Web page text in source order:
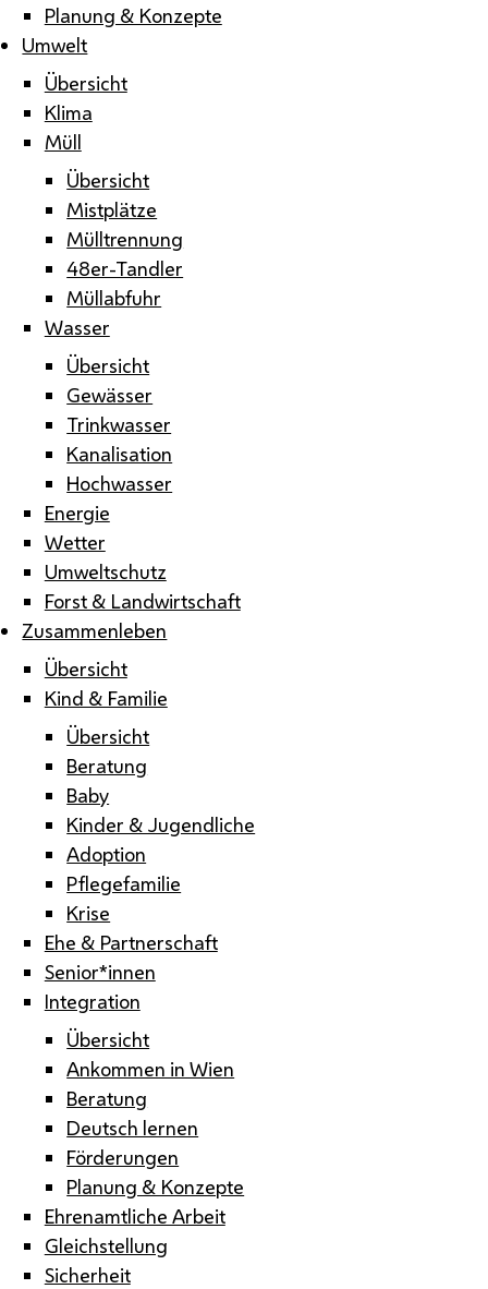
Planung & Konzepte
Umwelt
Übersicht
Klima
Müll
Übersicht
Mistplätze
Mülltrennung
48er-Tandler
Müllabfuhr
Wasser
Übersicht
Gewässer
Trinkwasser
Kanalisation
Hochwasser
Energie
Wetter
Umweltschutz
Forst & Landwirtschaft
Zusammenleben
Übersicht
Kind & Familie
Übersicht
Beratung
Baby
Kinder & Jugendliche
Adoption
Pflegefamilie
Krise
Ehe & Partnerschaft
Senior*innen
Integration
Übersicht
Ankommen in Wien
Beratung
Deutsch lernen
Förderungen
Planung & Konzepte
Ehrenamtliche Arbeit
Gleichstellung
Sicherheit